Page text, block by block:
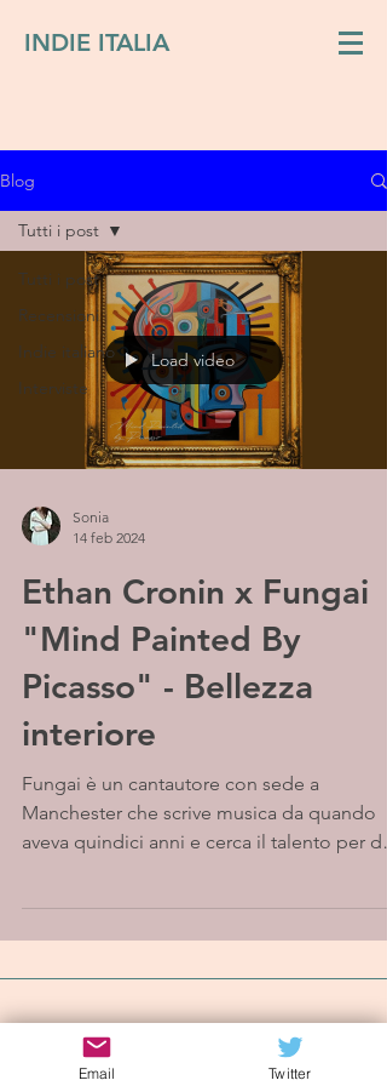
INDIE ITALIA
Blog
Tutti i post
Recensioni
Indie italiano
Interviste
Tutti i post
Load video
Sonia
14 feb 2024
Ethan Cronin x Fungai
"Mind Painted By
Picasso" - Bellezza
interiore
Fungai è un cantautore con sede a
Manchester che scrive musica da quando
aveva quindici anni e cerca il talento per dar
Iscriviti alla mailing list
Email Twitter